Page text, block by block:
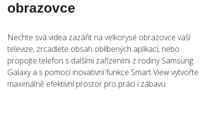
obrazovce
Nechte svá videa zazářit na velkorysé obrazovce vaší
televize, zrcadlete obsah oblíbených aplikací, nebo
propojte telefon s dalšími zařízeními z rodiny Samsung
Galaxy a s pomocí inovativní funkce Smart View vytvořte
maximálně efektivní prostor pro práci i zábavu.